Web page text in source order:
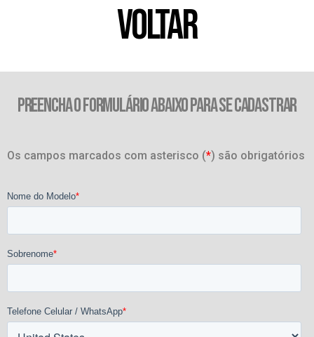
VOLTAR
PREENCHA O FORMULÁRIO ABAIXO PARA SE CADASTRAR
Os campos marcados com asterisco (*) são obrigatórios